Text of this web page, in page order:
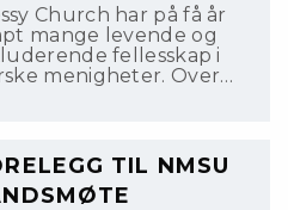
Church har på få år
mange levende og
fellesskap i
menigheter. Over
Norge og
fortsetter
TIL NMSU